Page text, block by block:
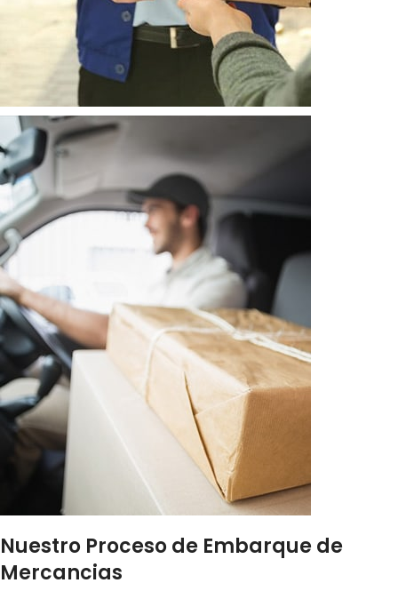
Nuestro Proceso de Embarque de
Mercancias